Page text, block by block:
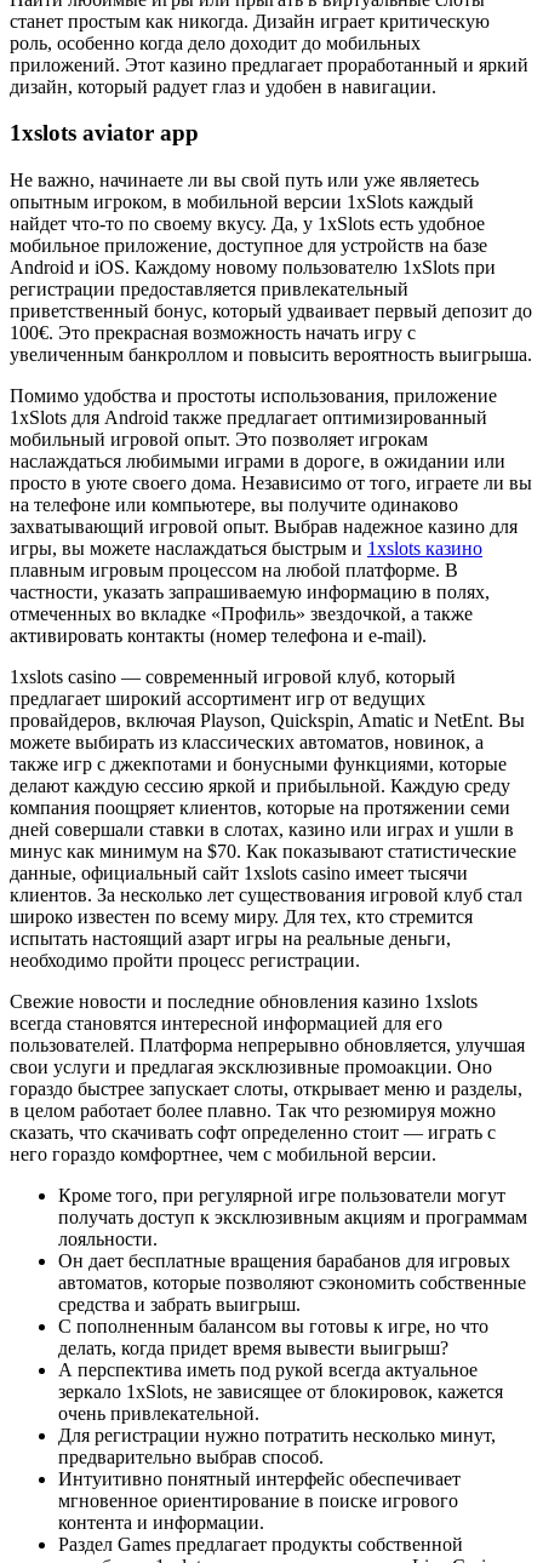
станет простым как никогда. Дизайн играет критическую
роль, особенно когда дело доходит до мобильных
приложений. Этот казино предлагает проработанный и яркий
дизайн, который радует глаз и удобен в навигации.
1xslots aviator app
Не важно, начинаете ли вы свой путь или уже являетесь
опытным игроком, в мобильной версии 1xSlots каждый
найдет что-то по своему вкусу. Да, у 1xSlots есть удобное
мобильное приложение, доступное для устройств на базе
Android и iOS. Каждому новому пользователю 1xSlots при
регистрации предоставляется привлекательный
приветственный бонус, который удваивает первый депозит до
100€. Это прекрасная возможность начать игру с
увеличенным банкроллом и повысить вероятность выигрыша.
Помимо удобства и простоты использования, приложение
1xSlots для Android также предлагает оптимизированный
мобильный игровой опыт. Это позволяет игрокам
наслаждаться любимыми играми в дороге, в ожидании или
просто в уюте своего дома. Независимо от того, играете ли вы
на телефоне или компьютере, вы получите одинаково
захватывающий игровой опыт. Выбрав надежное казино для
игры, вы можете наслаждаться быстрым и 1xslots казино
плавным игровым процессом на любой платформе. В
частности, указать запрашиваемую информацию в полях,
отмеченных во вкладке «Профиль» звездочкой, а также
активировать контакты (номер телефона и e-mail).
1xslots casino — современный игровой клуб, который
предлагает широкий ассортимент игр от ведущих
провайдеров, включая Playson, Quickspin, Amatic и NetEnt. Вы
можете выбирать из классических автоматов, новинок, а
также игр с джекпотами и бонусными функциями, которые
делают каждую сессию яркой и прибыльной. Каждую среду
компания поощряет клиентов, которые на протяжении семи
дней совершали ставки в слотах, казино или играх и ушли в
минус как минимум на $70. Как показывают статистические
данные, официальный сайт 1xslots casino имеет тысячи
клиентов. За несколько лет существования игровой клуб стал
широко известен по всему миру. Для тех, кто стремится
испытать настоящий азарт игры на реальные деньги,
необходимо пройти процесс регистрации.
Свежие новости и последние обновления казино 1xslots
всегда становятся интересной информацией для его
пользователей. Платформа непрерывно обновляется, улучшая
свои услуги и предлагая эксклюзивные промоакции. Оно
гораздо быстрее запускает слоты, открывает меню и разделы,
в целом работает более плавно. Так что резюмируя можно
сказать, что скачивать софт определенно стоит — играть с
него гораздо комфортнее, чем с мобильной версии.
Кроме того, при регулярной игре пользователи могут
получать доступ к эксклюзивным акциям и программам
лояльности.
Он дает бесплатные вращения барабанов для игровых
автоматов, которые позволяют сэкономить собственные
средства и забрать выигрыш.
С пополненным балансом вы готовы к игре, но что
делать, когда придет время вывести выигрыш?
А перспектива иметь под рукой всегда актуальное
зеркало 1xSlots, не зависящее от блокировок, кажется
очень привлекательной.
Для регистрации нужно потратить несколько минут,
предварительно выбрав способ.
Интуитивно понятный интерфейс обеспечивает
мгновенное ориентирование в поиске игрового
контента и информации.
Раздел Games предлагает продукты собственной